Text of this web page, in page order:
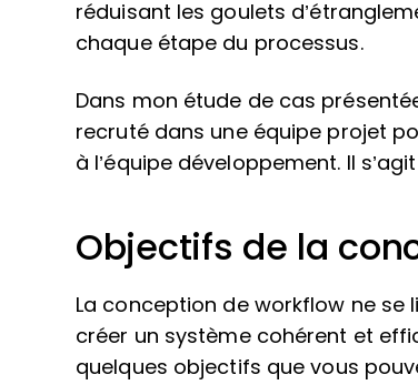
réduisant les goulets
chaque étape du processus.
Dans mon étude de cas
recruté dans une équipe projet
à l’équipe développement. Il
Objectifs de la
La conception de workflow ne se
créer un système cohérent et
quelques objectifs que vous